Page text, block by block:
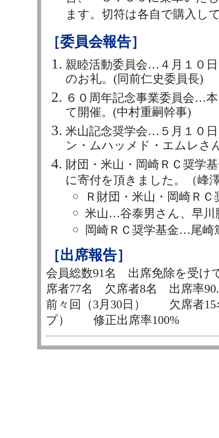
ます。切符は各自で購入し
［委員会報告］
親睦活動委員会…４月１０
のお礼。(同前仁史委員長)
６０周年記念事業委員会…
て開催。(中村重嗣幹事)
米山記念奨学会…５月１０
ン・ムハッメド・エムレさ
財団・米山・岡崎ＲＣ奨学
に寄付を頂きました。（峰
Ｒ財団・米山・岡崎Ｒ
米山…谷泰男さん、早川
岡崎ＲＣ奨学基金…尾崎
［出席報告］
会員総数91名 出席免除を受け
席者77名 欠席者8名 出席率
前々回（3月30日） 欠席者
プ） 修正出席率100%